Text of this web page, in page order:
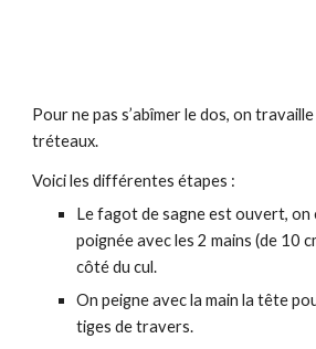
Pour ne pas s’abîmer le dos, on
tréteaux.
Voici les différentes étapes :
Le fagot de sagne est ouvert, on
poignée avec les 2 mains (de 10
côté du cul.
On peigne avec la main la tête
tiges de travers.